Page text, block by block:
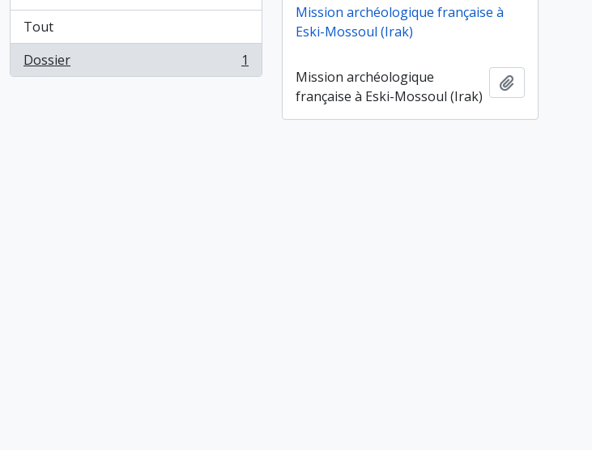
Tout
Dossier
, 1 résultats 1
Mission archéologique française à
Eski-Mossoul (Irak)
Mission archéologique
française à Eski-Mossoul (Irak)